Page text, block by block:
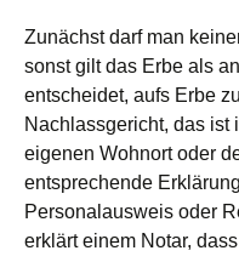
Zunächst darf man
sonst gilt das Erbe als
entscheidet, aufs Erbe
Nachlassgericht, das ist
eigenen Wohnort oder
entsprechende
Personalausweis oder
erklärt einem Notar,